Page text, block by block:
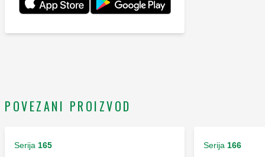
POVEZANI PROIZVOD
Serija 165 Serija 166